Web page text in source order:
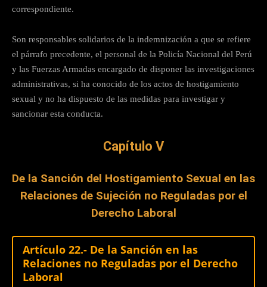
correspondiente.
Son responsables solidarios de la indemnización a que se refiere
el párrafo precedente, el personal de la Policía Nacional del Perú
y las Fuerzas Armadas encargado de disponer las investigaciones
administrativas, si ha conocido de los actos de hostigamiento
sexual y no ha dispuesto de las medidas para investigar y
sancionar esta conducta.
Capítulo V
De la Sanción del Hostigamiento Sexual en las
Relaciones de Sujeción no Reguladas por el
Derecho Laboral
Artículo 22.- De la Sanción en las
Relaciones no Reguladas por el Derecho
Laboral